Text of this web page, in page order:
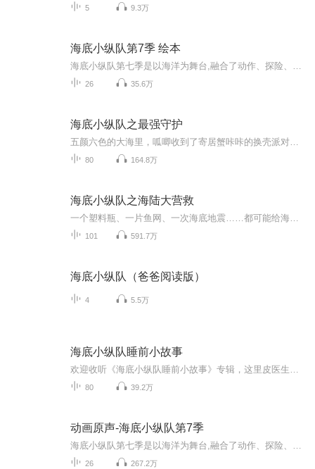
5 9.3万
海底小纵队第7季 绘本
26 35.6万
海底小纵队之最强守护
80 164.8万
海底小纵队之海陆大营救
101 591.7万
海底小纵队（爸爸阅读版）
4 5.5万
海底小纵队睡前小故事
80 39.2万
动画原声-海底小纵队第7季
26 267.2万